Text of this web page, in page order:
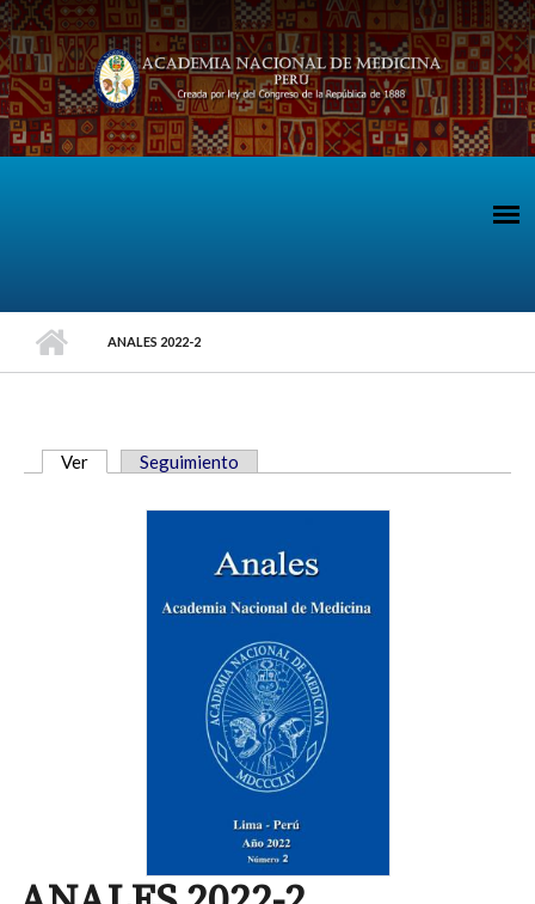
Pasar al contenido principal
ANALES 2022-2
Ver (solapa activa)
Seguimiento